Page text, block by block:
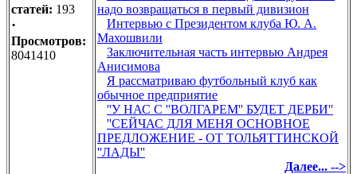
статей: 193
·
Просмотров:
8041410
надо возвращаться в первый дивизион
Интервью с Президентом клуба Ю. А.
Махошвили
Заключительная часть интервью Андрея
Анисимова
Я рассматриваю футбольный клуб как
обычное предприятие
''У НАС С ''ВОЛГАРЕМ'' БУДЕТ ДЕРБИ''
''СЕЙЧАС ДЛЯ МЕНЯ ОСНОВНОЕ
ПРЕДЛОЖЕНИЕ - ОТ ТОЛЬЯТТИНСКОЙ
''ЛАДЫ''
Далее... -->